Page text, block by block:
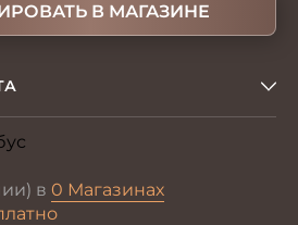
В МАГАЗИНЕ
в 0 Магазинах